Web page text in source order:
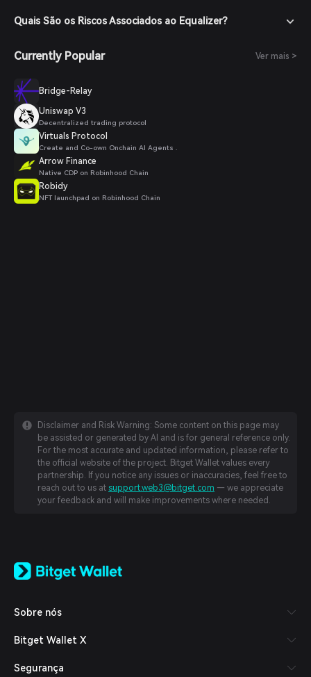
Quais São os Riscos Associados ao Equalizer?
Currently Popular Ver mais >
Bridge-Relay
Uniswap V3
Decentralized trading protocol
Virtuals Protocol
Create and Co-own Onchain AI Agents .
Arrow Finance
Native CDP on Robinhood Chain
Robidy
NFT launchpad on Robinhood Chain
Disclaimer and Risk Warning: Some content on this page may
be assisted or generated by AI and is for general reference only.
For the most accurate and updated information, please refer to
the official website of the project. Bitget Wallet values every
partnership. If you notice any issues or inaccuracies, feel free to
reach out to us at support.web3@bitget.com — we appreciate
your feedback and will make improvements where needed.
日本語
Español (Latinoamérica)
Italiano
Deutsch
Sobre nós
Bitget Wallet X
Segurança